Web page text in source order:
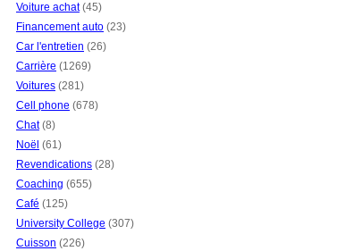
Voiture achat(45)
Financement auto (23)
Car l'entretien (26)
Carrière (1269)
Voitures (281)
Cell phone (678)
Chat(8)
Noël (61)
Revendications (28)
Coaching (655)
Café (125)
University College (307)
Cuisson (226)